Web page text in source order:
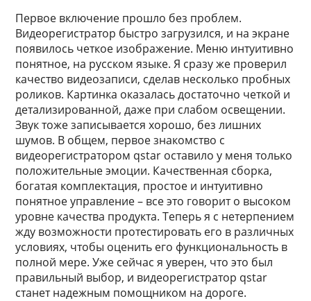
Первое включение прошло без проблем.
Видеорегистратор быстро загрузился, и на экране
появилось четкое изображение. Меню интуитивно
понятное, на русском языке. Я сразу же проверил
качество видеозаписи, сделав несколько пробных
роликов. Картинка оказалась достаточно четкой и
детализированной, даже при слабом освещении.
Звук тоже записывается хорошо, без лишних
шумов. В общем, первое знакомство с
видеорегистратором qstar оставило у меня только
положительные эмоции. Качественная сборка,
богатая комплектация, простое и интуитивно
понятное управление – все это говорит о высоком
уровне качества продукта. Теперь я с нетерпением
жду возможности протестировать его в различных
условиях, чтобы оценить его функциональность в
полной мере. Уже сейчас я уверен, что это был
правильный выбор, и видеорегистратор qstar
станет надежным помощником на дороге.